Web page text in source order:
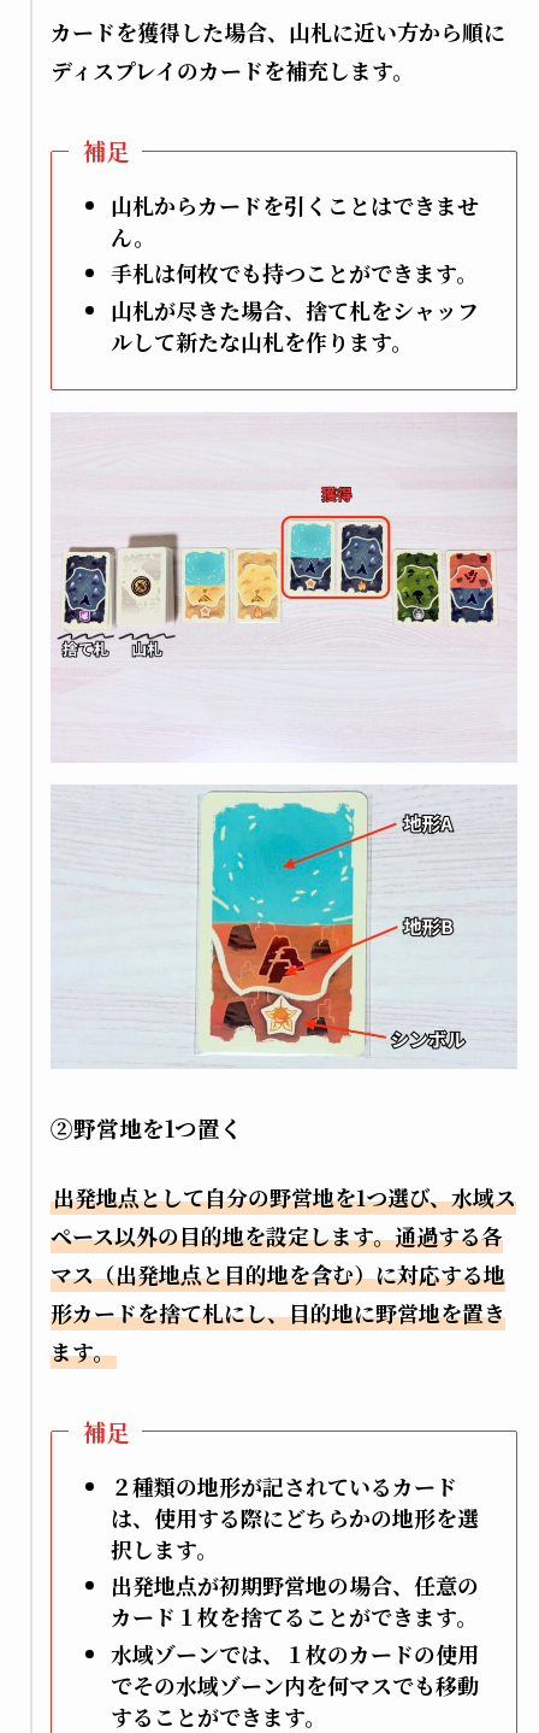
カードを獲得した場合、山札に近い方から順に
ディスプレイのカードを補充します。
補足
山札からカードを引くことはできませ
ん。
手札は何枚でも持つことができます。
山札が尽きた場合、捨て札をシャッフ
ルして新たな山札を作ります。
②野営地を1つ置く
出発地点として自分の野営地を1つ選び、水域ス
ペース以外の目的地を設定します。通過する各
マス（出発地点と目的地を含む）に対応する地
形カードを捨て札にし、目的地に野営地を置き
ます。
補足
２種類の地形が記されているカード
は、使用する際にどちらかの地形を選
択します。
出発地点が初期野営地の場合、任意の
カード１枚を捨てることができます。
水域ゾーンでは、１枚のカードの使用
でその水域ゾーン内を何マスでも移動
することができます。